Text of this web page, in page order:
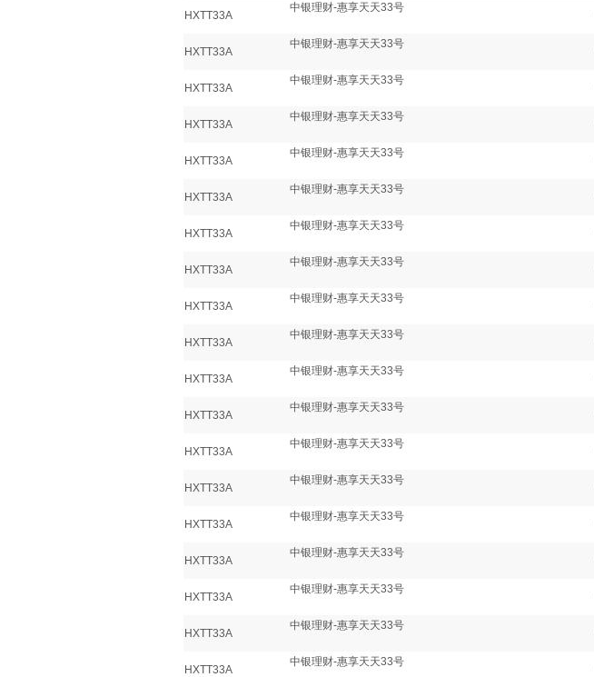
HXTT33A
中银理财-惠享天天33号
HXTT33A
中银理财-惠享天天33号
HXTT33A
中银理财-惠享天天33号
HXTT33A
中银理财-惠享天天33号
HXTT33A
中银理财-惠享天天33号
HXTT33A
中银理财-惠享天天33号
HXTT33A
中银理财-惠享天天33号
HXTT33A
中银理财-惠享天天33号
HXTT33A
中银理财-惠享天天33号
HXTT33A
中银理财-惠享天天33号
HXTT33A
中银理财-惠享天天33号
HXTT33A
中银理财-惠享天天33号
HXTT33A
中银理财-惠享天天33号
HXTT33A
中银理财-惠享天天33号
HXTT33A
中银理财-惠享天天33号
HXTT33A
中银理财-惠享天天33号
HXTT33A
中银理财-惠享天天33号
HXTT33A
中银理财-惠享天天33号
HXTT33A
中银理财-惠享天天33号